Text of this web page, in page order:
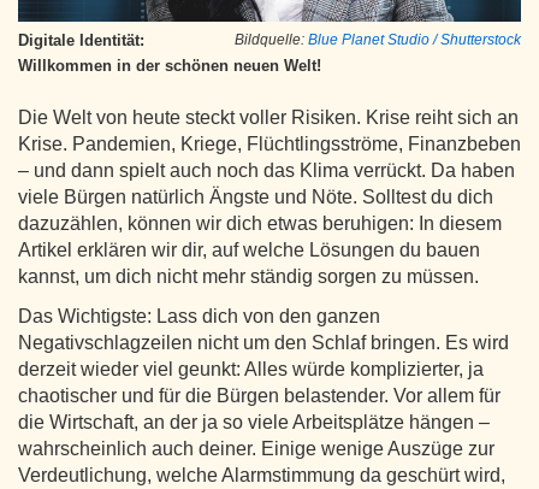
Bildquelle: Blue Planet Studio / Shutterstock
Digitale Identität:
Willkommen in der schönen neuen Welt!
Die Welt von heute steckt voller Risiken. Krise reiht sich an
Krise. Pandemien, Kriege, Flüchtlingsströme, Finanzbeben
– und dann spielt auch noch das Klima verrückt. Da haben
viele Bürgen natürlich Ängste und Nöte. Solltest du dich
dazuzählen, können wir dich etwas beruhigen: In diesem
Artikel erklären wir dir, auf welche Lösungen du bauen
kannst, um dich nicht mehr ständig sorgen zu müssen.
Das Wichtigste: Lass dich von den ganzen
Negativschlagzeilen nicht um den Schlaf bringen. Es wird
derzeit wieder viel geunkt: Alles würde komplizierter, ja
chaotischer und für die Bürgen belastender. Vor allem für
die Wirtschaft, an der ja so viele Arbeitsplätze hängen –
wahrscheinlich auch deiner. Einige wenige Auszüge zur
Verdeutlichung, welche Alarmstimmung da geschürt wird,